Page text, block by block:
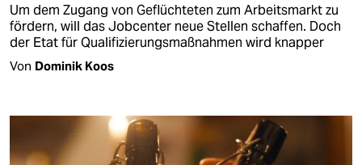
Um dem Zugang von Geflüchteten zum Arbeitsmarkt zu
fördern, will das Jobcenter neue Stellen schaffen. Doch
der Etat für Qualifizierungsmaßnahmen wird knapper
Von Dominik Koos